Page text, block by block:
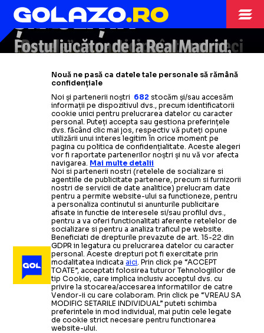
FABIO COENTRAO
TEREN
„Regele” va participaîntr-unmeci
caritabil, alături de alți jucători
uriași caFigo, Cafu sau
Ronaldinho!Toate detaliile
Citește mai mult
ȘI POLIȚIA
Fostul jucător de la Real Madrid,
comerț ilegal cu crustacee.
Scandal cu presa: „Nu mai filmați
la mine acasă”
Citește mai mult
05.07.2011
Real Madrid continua sa se
intareasca, Fabio Coentrao-
ultimul transfer
Citește mai mult
Nouă ne pasă ca datele tale personale să rămână
confidențiale
Noi și partenerii noștri 682 stocăm și/sau accesăm
informații pe dispozitivul dvs., precum identificatorii
cookie unici pentru prelucrarea datelor cu caracter
personal. Puteți accepta sau gestiona preferințele
dvs. făcând clic mai jos, respectiv vă puteți opune
utilizării unui interes legitim în orice moment pe
pagina cu politica de confidențialitate. Aceste alegeri
vor fi raportate partenerilor noștri și nu vă vor afecta
navigarea. Mai multe detalii
Noi si partenerii nostri (retelele de socializare si
agentiile de publicitate partenere, precum si furnizorii
nostri de servicii de date analitice) prelucram date
pentru a permite website-ului sa functioneze, pentru
a personaliza continutul si anunturile publicitare
afisate in functie de interesele si/sau profilul dvs.,
pentru a va oferi functionalitati aferente retelelor de
socializare si pentru a analiza traficul pe website.
Beneficiati de drepturile prevazute de art. 15-22 din
GDPR in legatura cu prelucrarea datelor cu caracter
personal. Aceste drepturi pot fi exercitate prin
modalitatea indicataaici . Prin click pe “ACCEPT
TOATE”, acceptati folosirea tuturor Tehnologiilor de
tip Cookie, care implica inclusiv acceptul dvs. cu
privire la stocarea/accesarea informatiilor de catre
Vendor-ii cu care colaboram. Prin click pe “VREAU SA
MODIFIC SETARILE INDIVIDUAL” puteti schimba
preferintele in mod individual, mai putin cele legate
de cookie strict necesare pentru functionarea
website-ului.